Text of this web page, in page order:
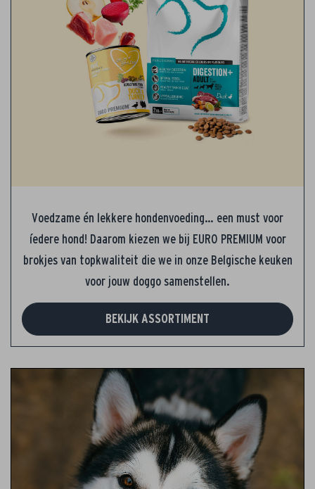
Voedzame én lekkere hondenvoeding… een must voor
íedere hond! Daarom kiezen we bij EURO PREMIUM voor
brokjes van topkwaliteit die we in onze Belgische keuken
voor jouw doggo samenstellen.
BEKIJK ASSORTIMENT